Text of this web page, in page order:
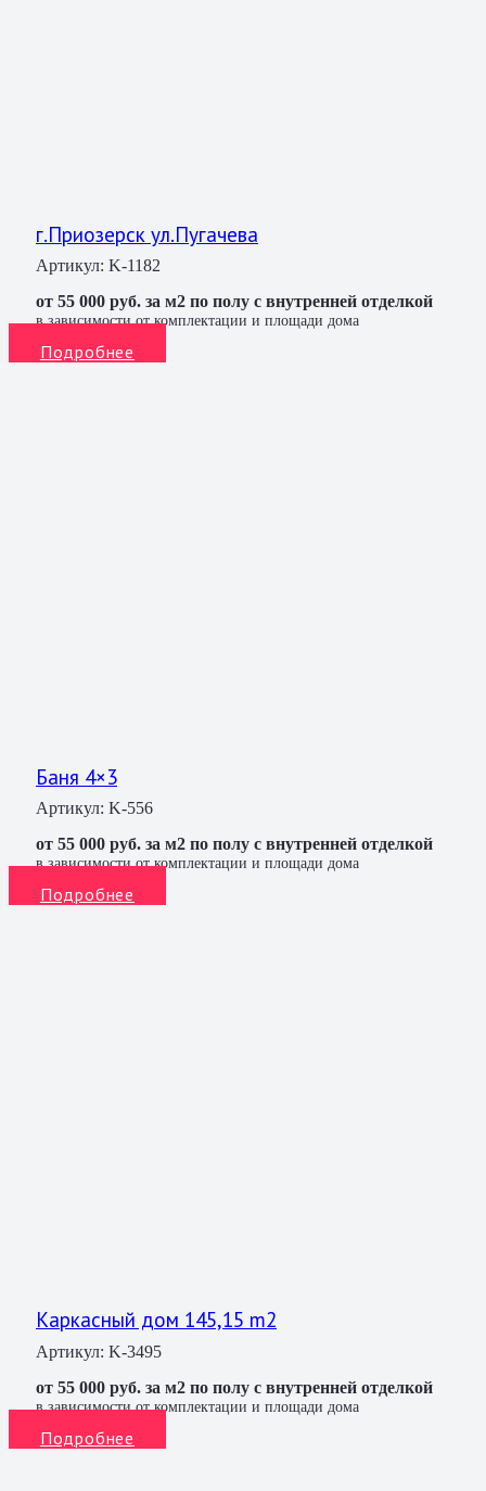
г.Приозерск ул.Пугачева
Артикул: K-1182
от 55 000 руб. за м2 по полу с внутренней отделкой
в зависимости от комплектации и площади дома
Подробнее
Баня 4×3
Артикул: K-556
от 55 000 руб. за м2 по полу с внутренней отделкой
в зависимости от комплектации и площади дома
Подробнее
Каркасный дом 145,15 m2
Артикул: K-3495
от 55 000 руб. за м2 по полу с внутренней отделкой
в зависимости от комплектации и площади дома
Подробнее